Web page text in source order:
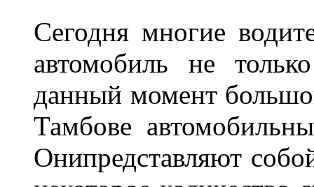
Сегодня многие
автомобиль не
данный момент
Тамбове
Онипредставляют